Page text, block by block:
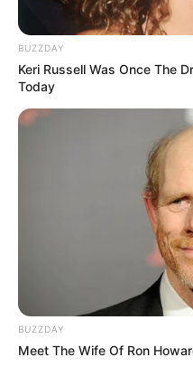
BUZZDAY
Keri Russell Was Once The
Today
BUZZDAY
Meet The Wife Of Ron